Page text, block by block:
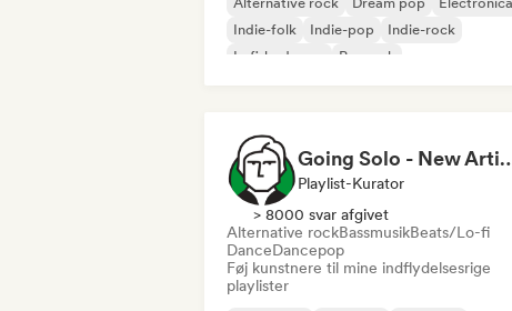
Indie-folk
Indie-pop
Indie-rock
Lofi-bedroom
Poprock
Going Solo -
Playlist-Kurator
> 8000 svar afgivet
Alternative rockBassmusikBeats/Lo-fi
DanceDancepop
Føj kunstnere til mine indflydelsesrige
playlister